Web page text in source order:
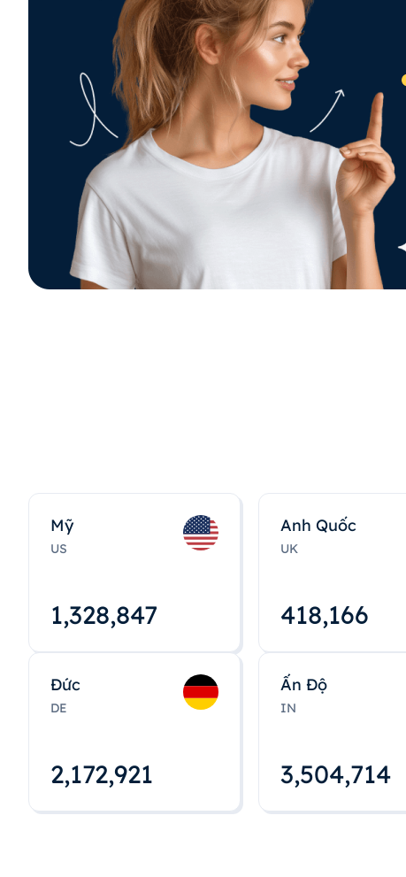
Mỹ
US
1,328,848
Anh Quốc
UK
418,167
Đức
DE
2,172,922
Ấn Độ
IN
3,504,715